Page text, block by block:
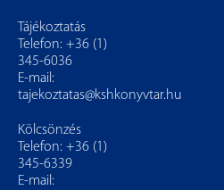
Tájékoztatás
Telefon: +36 (1)
345-6036
E-mail:
tajekoztatas@kshkonyvtar.hu
Kölcsönzés
Telefon: +36 (1)
345-6339
E-mail: